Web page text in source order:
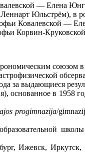
— Елена
Юльстрём),
Ковалевской —
Корвин-
союзом в
за выдающиеся
в 1958
progimnazija/
Ижевск, Иркутск,